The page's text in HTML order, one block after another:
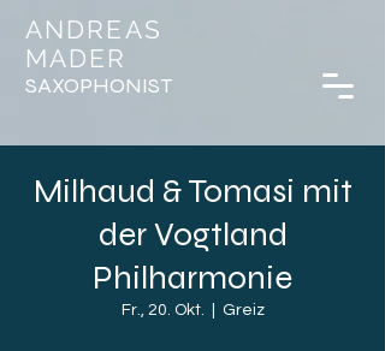
ANDREAS
MADER
SAXOPHONIST
Milhaud & Tomasi mit
der Vogtland
Philharmonie
Fr., 20. Okt. Greiz